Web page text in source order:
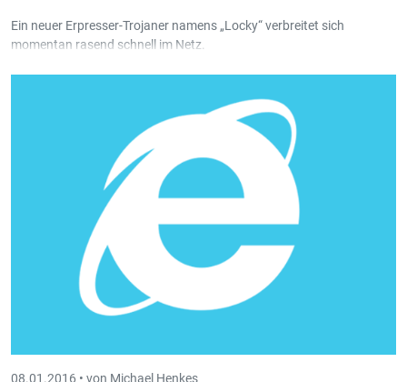
Ein neuer Erpresser-Trojaner namens „Locky“ verbreitet sich
momentan rasend schnell im Netz.
08.01.2016 • von Michael Henkes